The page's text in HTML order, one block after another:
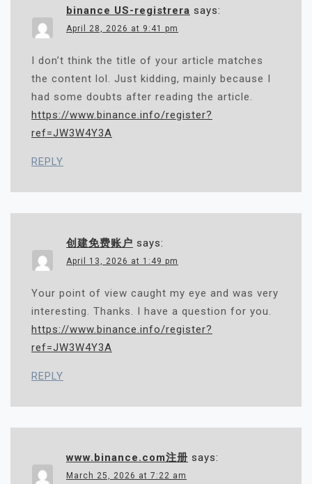
binance US-registrera says:
April 28, 2026 at 9:41 pm
I don’t think the title of your article matches
the content lol. Just kidding, mainly because I
had some doubts after reading the article.
https://www.binance.info/register?
ref=JW3W4Y3A
REPLY
创建免费账户 says:
April 13, 2026 at 1:49 pm
Your point of view caught my eye and was very
interesting. Thanks. I have a question for you.
https://www.binance.info/register?
ref=JW3W4Y3A
REPLY
www.binance.com注册 says:
March 25, 2026 at 7:22 am